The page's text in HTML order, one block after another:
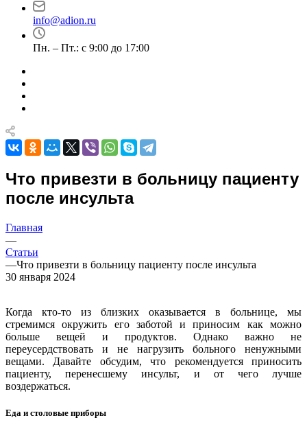
info@adion.ru
Пн. – Пт.: с 9:00 до 17:00
Что привезти в больницу пациенту
после инсульта
Главная
—
Статьи
—Что привезти в больницу пациенту после инсульта
30 января 2024
Когда кто-то из близких оказывается в больнице, мы
стремимся окружить его заботой и приносим как можно
больше вещей и продуктов. Однако важно не
переусердствовать и не нагрузить больного ненужными
вещами. Давайте обсудим, что рекомендуется приносить
пациенту, перенесшему инсульт, и от чего лучше
воздержаться.
Еда и столовые приборы